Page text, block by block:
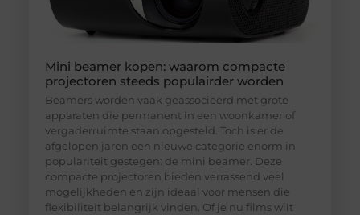
Mini beamer kopen: waarom compacte
projectoren steeds populairder worden
Beamers worden vaak geassocieerd met grote
apparaten die permanent in een woonkamer of
vergaderruimte staan opgesteld. Toch is er de
afgelopen jaren een nieuwe categorie enorm in
populariteit gestegen: de mini beamer. Deze
compacte projectoren bieden verrassend veel
mogelijkheden en zijn ideaal voor mensen die
flexibiliteit belangrijk vinden. Of je nu films wilt